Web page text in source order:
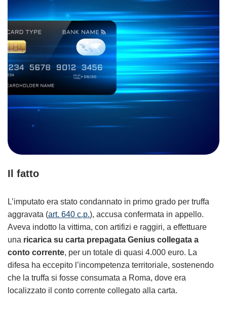
Il fatto
L’imputato era stato condannato in primo grado per truffa
aggravata (art. 640 c.p.), accusa confermata in appello.
Aveva indotto la vittima, con artifizi e raggiri, a effettuare
una ricarica su carta prepagata Genius collegata a
conto corrente, per un totale di quasi 4.000 euro. La
difesa ha eccepito l’incompetenza territoriale, sostenendo
che la truffa si fosse consumata a Roma, dove era
localizzato il conto corrente collegato alla carta.